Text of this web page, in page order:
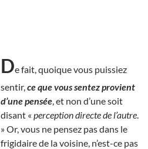
De fait, quoique vous puissiez
sentir, ce que vous sentez provient
d’une pensée , et non d’une soit
disant « perception directe de l’autre
» Or, vous ne pensez pas dans le
frigidaire de la voisine, n’est-ce pas